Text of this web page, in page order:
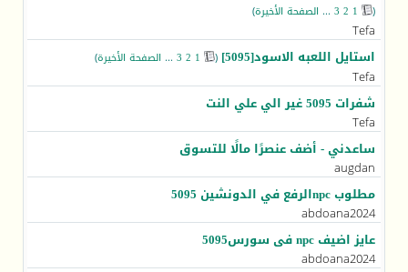
(
1
2
3
... الصفحة الأخيرة)
Tefa
استايل اللعبه الاسود[5095]
(
1
2
3
... الصفحة الأخيرة)
Tefa
شفرات 5095 غير الي علي النت
Tefa
ساعدني - أضف عنصرًا مالًا للتسوق
augdan
مطلوب npcالرفع في الدونشين 5095
abdoana2024
عايز اضيف npc فى سورس5095
abdoana2024